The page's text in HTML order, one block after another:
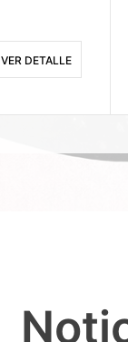
VER DETALLE